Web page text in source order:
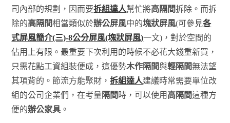
司內部的規劃，因而要拆組達人幫忙將高隔間拆除。而拆
除的高隔間相當類似於辦公屏風中的塊狀屏風(可參見各
式屏風簡介(三)-8公分屏風(塊狀屏風)一文)，對於空間的
佔用上有限。最重要下次利用的時候不必花大錢重新買，
只需花點工資組裝便成，這優勢木作隔間與輕隔間無法望
其項背的。節流方能聚財，拆組達人建議時常需要單位改
組的公司企業們，在考量 隔間 時，可以使用 高隔間這種方
便的辦公家具 。